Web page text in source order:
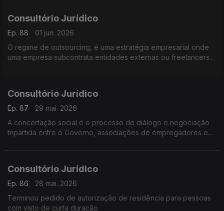
Consultório Jurídico
Ep. 88
01 jun. 2026
O regime de outsourcing, é uma estratégia empresarial onde
uma empresa subcontrata entidades externas ou freelancers
Consultório Jurídico
Ep. 87
29 mai. 2026
A concertação social é o processo de diálogo e negociação
tripartida entre o Governo, associações de empregadores e
Consultório Jurídico
Ep. 86
28 mai. 2026
Terminou pedido de autorização de residência para pessoas
com visto de curta duração